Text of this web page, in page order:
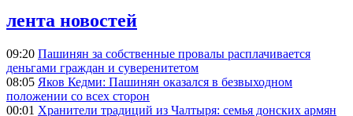
лента новостей
09:20 Пашинян за собственные провалы расплачивается
деньгами граждан и суверенитетом
08:05 Яков Кедми: Пашинян оказался в безвыходном
положении со всех сторон
00:01 Хранители традиций из Чалтыря: семья донских армян